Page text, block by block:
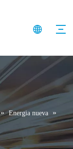
» Energia nueva
»